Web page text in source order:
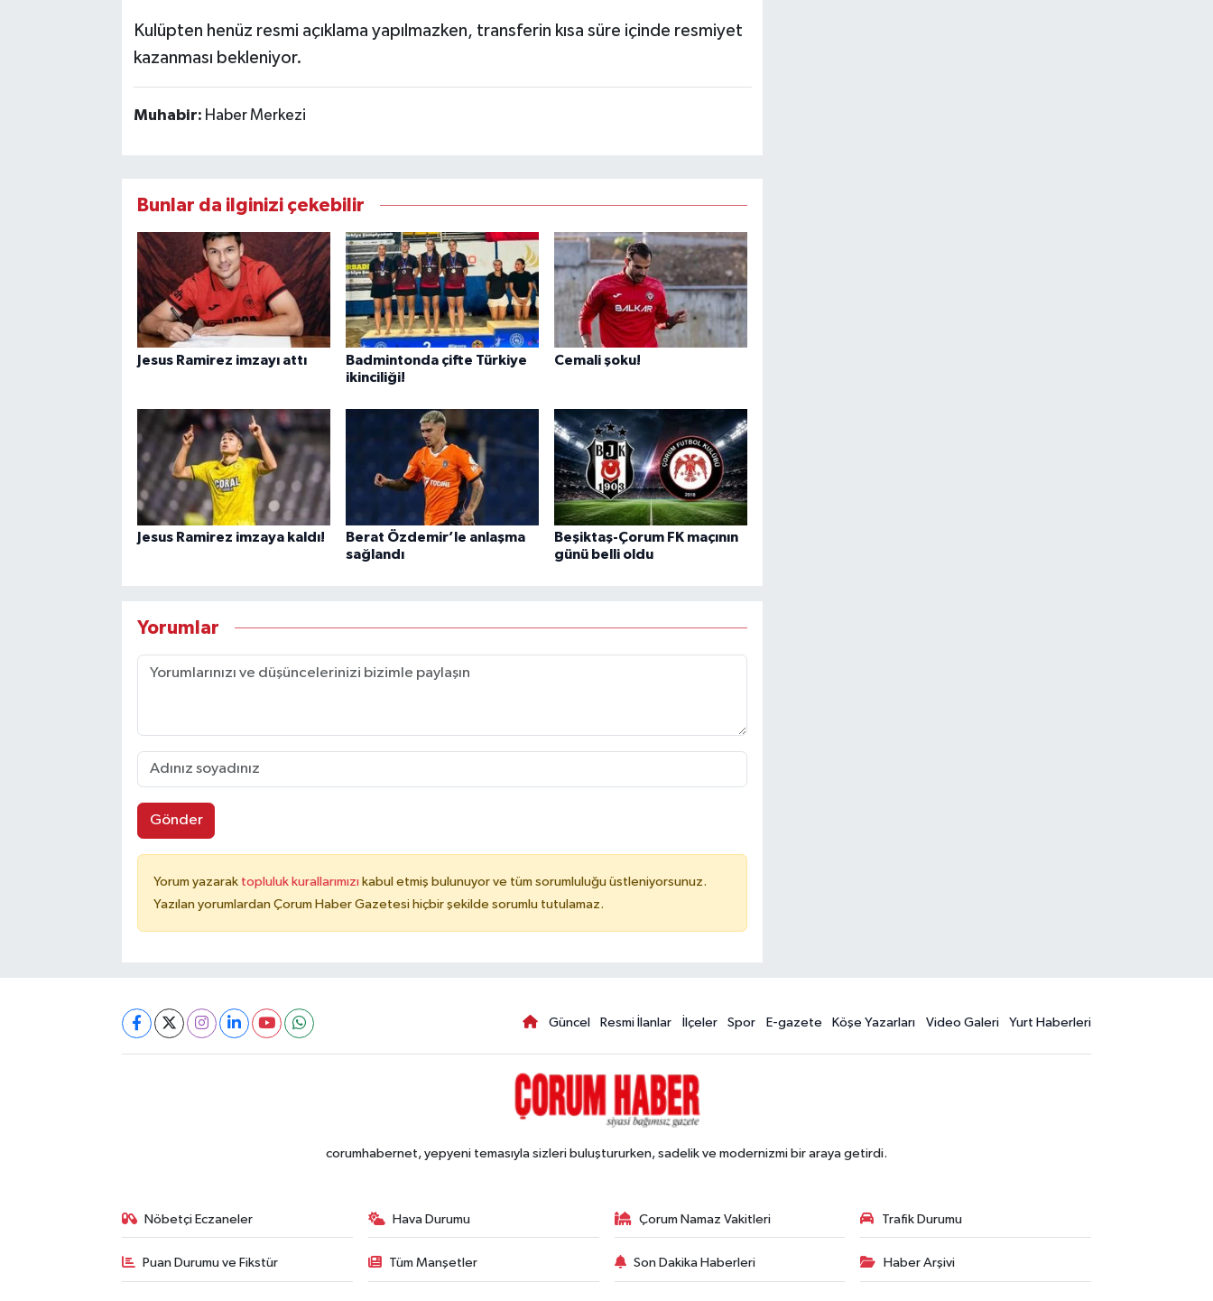
Kulüpten henüz resmi açıklama yapılmazken, transferin kısa süre içinde resmiyet
kazanması bekleniyor.
Muhabir: Haber Merkezi
Bunlar da ilginizi çekebilir
Jesus Ramirez imzayı attı
Badmintonda çifte Türkiye
ikinciliği!
Cemali şoku!
Jesus Ramirez imzaya kaldı!
Berat Özdemir’le anlaşma
sağlandı
Beşiktaş-Çorum FK maçının
günü belli oldu
Yorumlar
Gönder
Yorum yazarak topluluk kurallarımızı kabul etmiş bulunuyor ve tüm sorumluluğu üstleniyorsunuz.
Yazılan yorumlardan Çorum Haber Gazetesi hiçbir şekilde sorumlu tutulamaz.
Güncel Resmi İlanlar İlçeler Spor E-gazete Köşe Yazarları Video Galeri Yurt Haberleri
corumhabernet, yepyeni temasıyla sizleri buluştururken, sadelik ve modernizmi bir araya getirdi.
Nöbetçi Eczaneler Hava Durumu Çorum Namaz Vakitleri Trafik Durumu
Puan Durumu ve Fikstür Tüm Manşetler Son Dakika Haberleri Haber Arşivi